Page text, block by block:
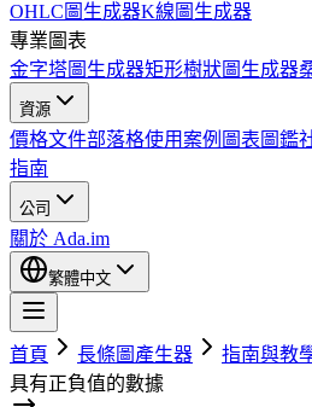
OHLC圖生成器K線圖生成器
專業圖表
金字塔圖生成器矩形樹狀圖生成器
資源
價格文件部落格使用案例 圖表圖鑑
指南
公司
關於 Ada.im
繁體中文
首頁 長條圖產生器 指南與教
具有正負值的數據